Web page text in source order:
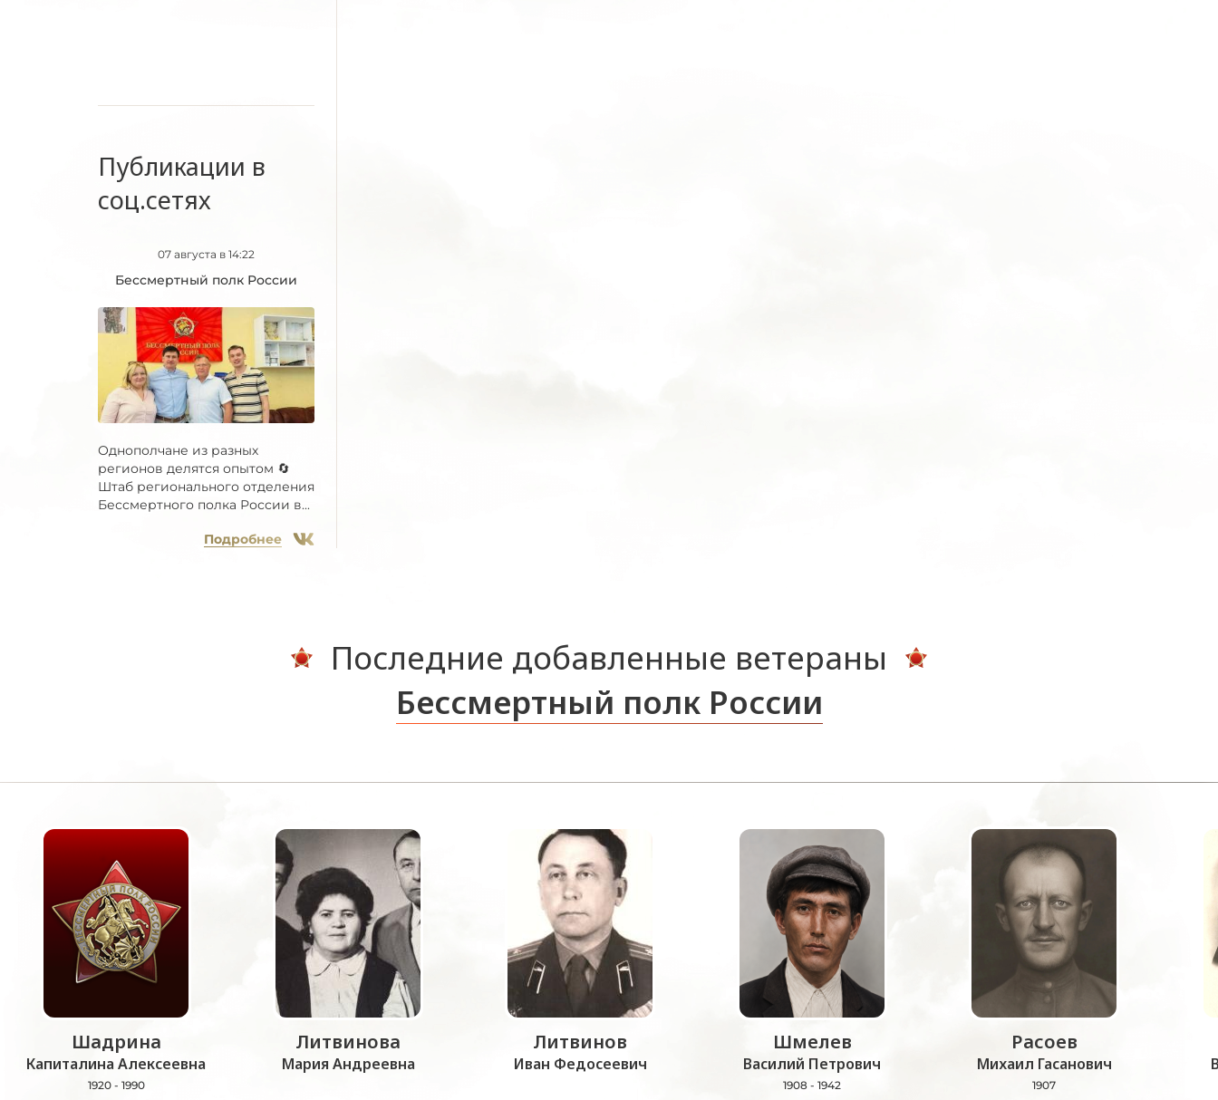
Публикации в
соц.сетях
07 августа в 14:22
Бессмертный полк России
Однополчане из разных
регионов делятся опытом 🔄
Штаб регионального отделения
Бессмертного полка России в...
Подробнее
Последние добавленные ветераны
Бессмертный полк России
Шадрина
Капиталина Алексеевна
1920 - 1990
Литвинова
Мария Андреевна
Литвинов
Иван Федосеевич
Шмелев
Василий Петрович
1908 - 1942
Расоев
Михаил Гасанович
1907